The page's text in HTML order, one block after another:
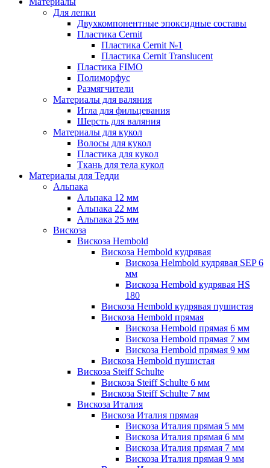
Для лепки
Двухкомпонентные эпоксидные составы
Пластика Cernit
Пластика Cernit №1
Пластика Cernit Translucent
Пластика FIMO
Полиморфус
Размягчители
Материалы для валяния
Игла для фильцевания
Шерсть для валяния
Материалы для кукол
Волосы для кукол
Пластика для кукол
Ткань для тела кукол
Материалы для Тедди
Альпака
Альпака 12 мм
Альпака 22 мм
Альпака 25 мм
Вискоза
Вискоза Hembold
Вискоза Hembold кудрявая
Вискоза Helmbold кудрявая SEP 6
мм
Вискоза Hembold кудрявая HS
180
Вискоза Hembold кудрявая пушистая
Вискоза Hembold прямая
Вискоза Hembold прямая 6 мм
Вискоза Hembold прямая 7 мм
Вискоза Hembold прямая 9 мм
Вискоза Hembold пушистая
Вискоза Steiff Schulte
Вискоза Steiff Schulte 6 мм
Вискоза Steiff Schulte 7 мм
Вискоза Италия
Вискоза Италия прямая
Вискоза Италия прямая 5 мм
Вискоза Италия прямая 6 мм
Вискоза Италия прямая 7 мм
Вискоза Италия прямая 9 мм